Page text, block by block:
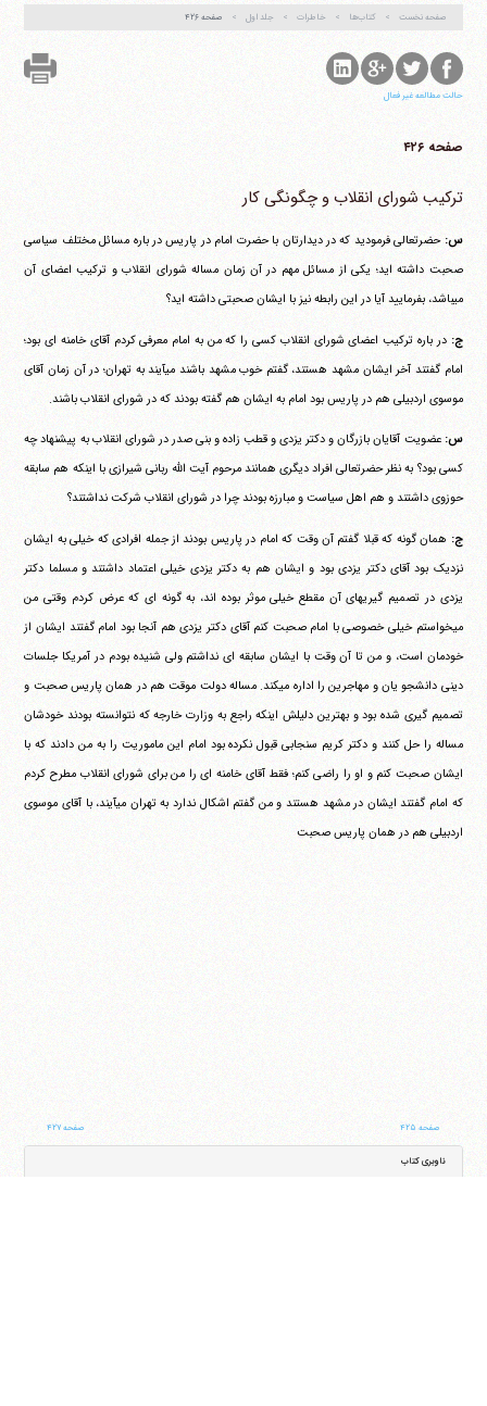
صفحه نخست
کتاب‌ها خاطرات جلد اول صفحه ۴۲۶
حالت مطالعه غیر فعال
صفحه ۴۲۶
ترکیب شورای انقلاب و چگونگی کار
س:حضرتعالی فرمودید که در دیدارتان با حضرت امام در پاریس در باره مسائل مختلف سیاسی
صحبت داشته اید؛ یکی از مسائل مهم در آن زمان مساله شورای انقلاب و ترکیب اعضای آن
می‎باشد، بفرمایید آیا در این رابطه نیز با ایشان صحبتی داشته اید؟
ج:در باره ترکیب اعضای شورای انقلاب کسی را که من به امام معرفی کردم آقای خامنه ای بود؛
امام گفتند آخر ایشان مشهد هستند، گفتم خوب مشهد باشند می‎آیند به تهران؛ در آن زمان آقای
موسوی اردبیلی هم در پاریس بود امام به ایشان هم گفته بودند که در شورای انقلاب باشند.
س:عضویت آقایان بازرگان و دکتر یزدی و قطب زاده و بنی صدر در شورای انقلاب به پیشنهاد چه
کسی بود؟ به نظر حضرتعالی افراد دیگری همانند مرحوم آیت الله ربانی شیرازی با اینکه هم سابقه
حوزوی داشتند و هم اهل سیاست و مبارزه بودند چرا در شورای انقلاب شرکت نداشتند؟
ج: همان گونه که قبلا گفتم آن وقت که امام در پاریس بودند از جمله افرادی که خیلی به ایشان
نزدیک بود آقای دکتر یزدی بود و ایشان هم به دکتر یزدی خیلی اعتماد داشتند و مسلما دکتر
یزدی در تصمیم گیریهای آن مقطع خیلی موثر بوده اند، به گونه ای که عرض کردم وقتی من
می‎خواستم خیلی خصوصی با امام صحبت کنم آقای دکتر یزدی هم آنجا بود امام گفتند ایشان از
خودمان است، و من تا آن وقت با ایشان سابقه ای نداشتم ولی شنیده بودم در آمریکا جلسات
دینی دانشجو یان و مهاجرین را اداره می‎کند. مساله دولت موقت هم در همان پاریس صحبت و
تصمیم گیری شده بود و بهترین دلیلش اینکه راجع به وزارت خارجه که نتوانسته بودند خودشان
مساله را حل کنند و دکتر کریم سنجابی قبول نکرده بود امام این ماموریت را به من دادند که با
ایشان صحبت کنم و او را راضی کنم؛ فقط آقای خامنه ای را من برای شورای انقلاب مطرح کردم
که امام گفتند ایشان در مشهد هستند و من گفتم اشکال ندارد به تهران می‎آیند، با آقای موسوی
اردبیلی هم در همان پاریس صحبت
صفحه ۴۲۵ صفحه ۴۲۷
ناوبری کتاب